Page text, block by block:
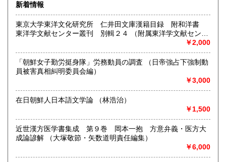
熊本県 600円 大分県 600円
宮崎県 600円 鹿児島県 600円
沖縄県 1,500円
沿線名：JR/近鉄/地下鉄
最寄駅：鶴橋駅(南へ3分) JRガード下
営業時間：PM1〜PM7 【年末年始休業期間】 2025年12
月30日(火)～ 2026年1月4日(日) 【営業再開日】 2026年1月5
日(月)より、通常営業いたします。 休業期間中も、「日本の
古本屋」他メールでのご注文は受け付けております。
定休日：定休日 毎週水曜日休みます。
買取大歓迎
取り扱い分野
哲学宗教、歴史、社会科学、美術工芸、古典籍、近代文献、
趣味、サブカルチャー、古書一般（その他）
新着情報
東京大学東洋文化研究所 仁井田文庫漢籍目録 附和洋書
東洋学文献センター叢刊 別輯２４ （附属東洋学文献センタ
￥2,000
「朝鮮女子勤労挺身隊」労務動員の調査 （日帝強占下強制動
員被害真相糾明委員会編）
￥3,000
在日朝鮮人日本語文学論 （林浩治）
￥1,500
近世漢方医学書集成 第９巻 岡本一抱 方意弁義・医方大
成論諺解 （大塚敬節・矢数道明責任編集）
￥6,000